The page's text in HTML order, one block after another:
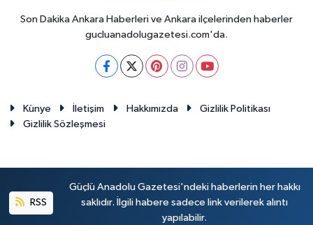
Son Dakika Ankara Haberleri ve Ankara ilçelerinden haberler
gucluanadolugazetesi.com'da.
Künye İletişim Hakkımızda
Gizlilik Politikası
Gizlilik Sözleşmesi
RSS
Güçlü Anadolu Gazetesi'ndeki haberlerin her hakkı
saklıdır. İlgili habere sadece link verilerek alıntı
yapılabilir.